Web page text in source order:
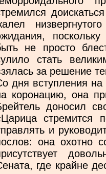
не просто
стать
за решение
дня вступления
коронацию, она
доносил
стремится
и
она охотно
где крайне